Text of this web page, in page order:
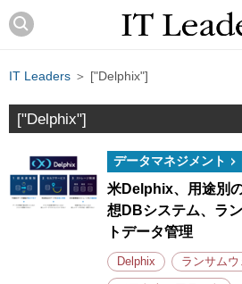
IT Leaders ＞ ["Delphix"]
["Delphix"]
データマネジメント
米Delphix、用途別
想DBシステム、ラ
トデータ管理
Delphix ランサムウ